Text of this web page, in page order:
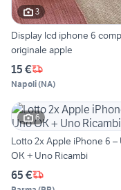
3
Display lcd iphone 6
originale apple
15 €
Napoli(NA)
6
Lotto 2x Apple iPhone 6 –
OK + Uno Ricambi
65 €